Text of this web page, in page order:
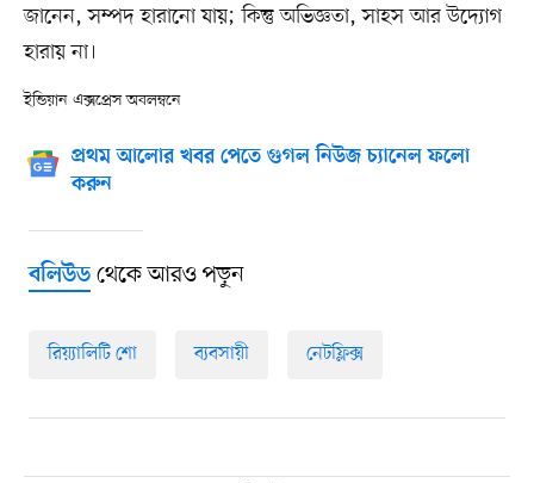
জানেন, সম্পদ হারানো যায়; কিন্তু অভিজ্ঞতা, সাহস আর উদ্যোগ
হারায় না।
ইন্ডিয়ান এক্সপ্রেস অবলম্বনে
প্রথম আলোর খবর পেতে গুগল নিউজ চ্যানেল ফলো
করুন
বলিউডথেকে আরও পড়ুন
রিয়্যালিটি শো ব্যবসায়ী নেটফ্লিক্স